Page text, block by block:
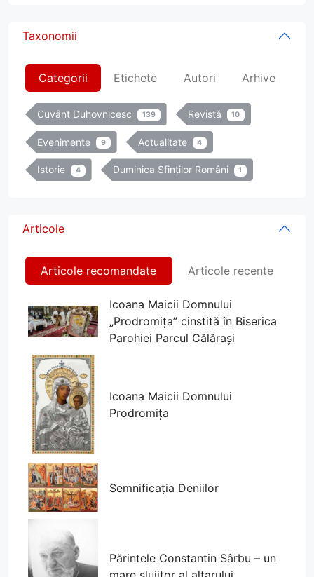
Taxonomii
Categorii Etichete Autori Arhive
Cuvânt Duhovnicesc 139 Revistă 10
Evenimente 9 Actualitate 4
Istorie 4 Duminica Sfinților Români 1
Articole
Articole recomandate Articole recente
Icoana Maicii Domnului
„Prodromița” cinstită în Biserica
Parohiei Parcul Călărași
Icoana Maicii Domnului
Prodromița
Semnificația Deniilor
Părintele Constantin Sârbu – un